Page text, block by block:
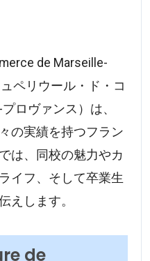
de Marseille-
ペリウール・ド・コ
ロヴァンス）は、
の実績を持つフラン
は、同校の魅力やカ
イフ、そして卒業生
えします。
de